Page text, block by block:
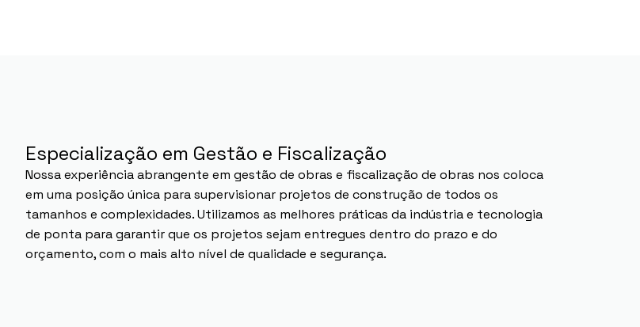
Especialização em Gestão e Fiscalização
Nossa experiência abrangente em gestão de obras e fiscalização de obras nos coloca
em uma posição única para supervisionar projetos de construção de todos os
tamanhos e complexidades. Utilizamos as melhores práticas da indústria e tecnologia
de ponta para garantir que os projetos sejam entregues dentro do prazo e do
orçamento, com o mais alto nível de qualidade e segurança.